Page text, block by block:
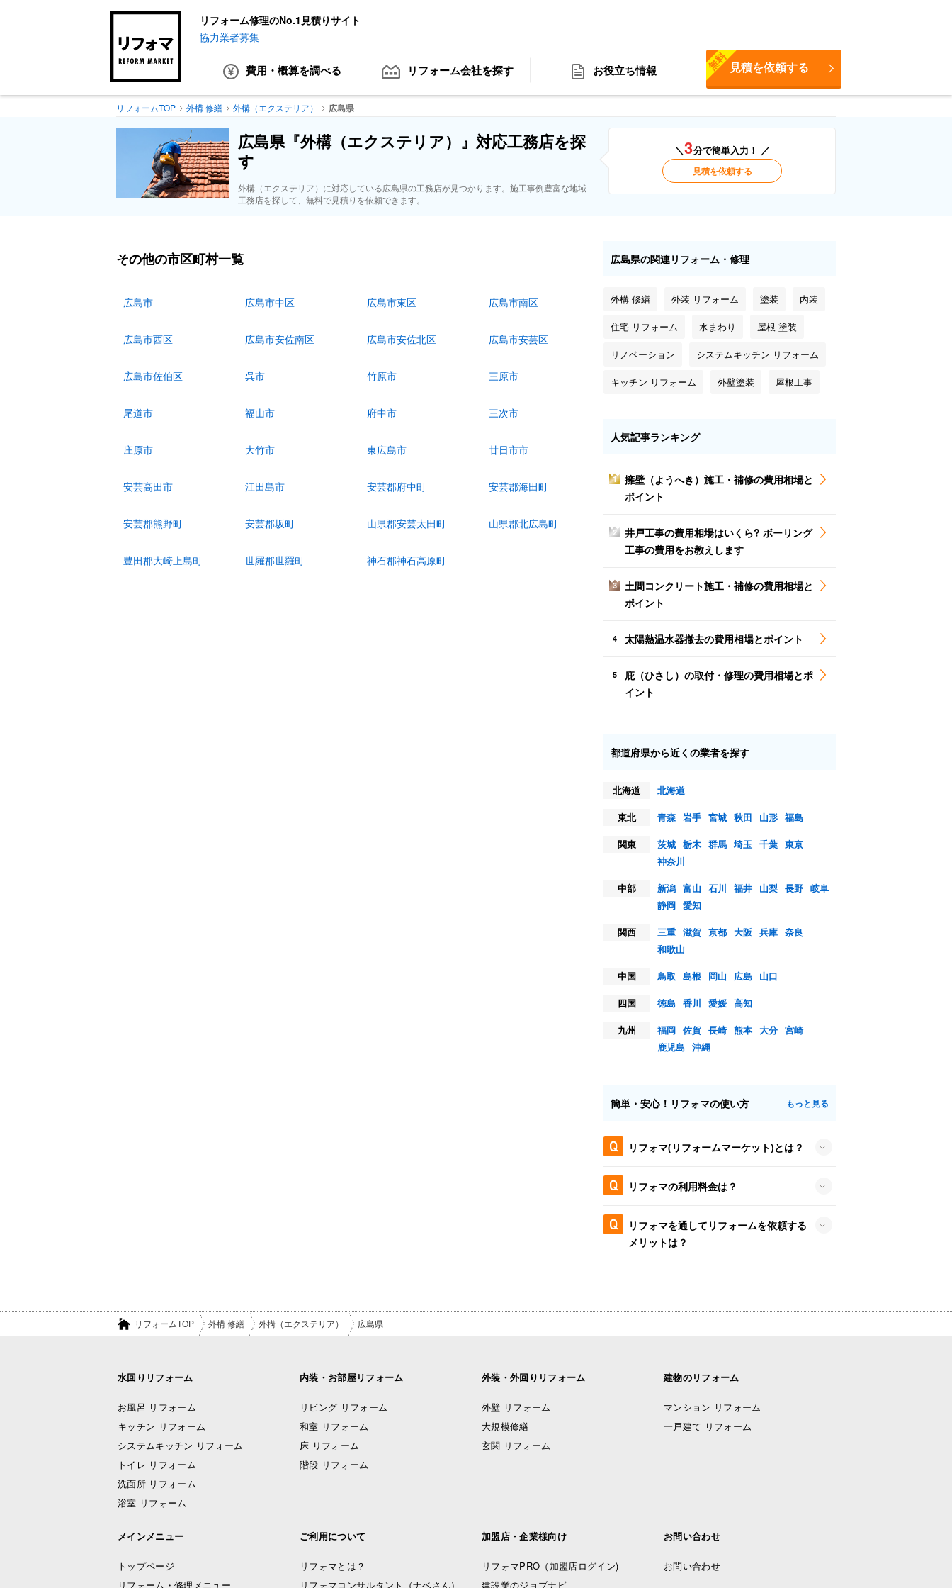
リフォーム修理のNo.1見積りサイト
協力業者募集
費用・概算を調べる リフォーム会社を探す お役立ち情報 見積を依頼する
無料
リフォームTOP 外構 修繕 外構（エクステリア） 広島県
広島県『外構（エクステリア）』対応工務店を探
す
外構（エクステリア）に対応している広島県の工務店が見つかります。施工事例豊富な地域
工務店を探して、無料で見積りを依頼できます。
＼3分で簡単入力！ ／
見積を依頼する
その他の市区町村一覧
広島市 広島市中区 広島市東区 広島市南区
広島市西区 広島市安佐南区 広島市安佐北区 広島市安芸区
広島市佐伯区 呉市 竹原市 三原市
尾道市 福山市 府中市 三次市
庄原市 大竹市 東広島市 廿日市市
安芸高田市 江田島市 安芸郡府中町 安芸郡海田町
安芸郡熊野町 安芸郡坂町 山県郡安芸太田町 山県郡北広島町
豊田郡大崎上島町 世羅郡世羅町 神石郡神石高原町
広島県の関連リフォーム・修理
外構 修繕 外装 リフォーム 塗装 内装
住宅 リフォーム 水まわり 屋根 塗装
リノベーション システムキッチン リフォーム
キッチン リフォーム 外壁塗装 屋根工事
人気記事ランキング
1
擁壁（ようへき）施工・補修の費用相場と
ポイント
2
井戸工事の費用相場はいくら? ボーリング
工事の費用をお教えします
3
土間コンクリート施工・補修の費用相場と
ポイント
4 太陽熱温水器撤去の費用相場とポイント
5
庇（ひさし）の取付・修理の費用相場とポ
イント
都道府県から近くの業者を探す
北海道
北海道
東北
青森 岩手 宮城 秋田 山形 福島
関東
茨城 栃木 群馬 埼玉 千葉 東京
神奈川
中部
新潟 富山 石川 福井 山梨 長野 岐阜
静岡 愛知
関西
三重 滋賀 京都 大阪 兵庫 奈良
和歌山
中国
鳥取 島根 岡山 広島
山口
四国
徳島 香川 愛媛 高知
九州
福岡 佐賀 長崎 熊本 大分 宮崎
鹿児島 沖縄
簡単・安心！リフォマの使い方 もっと見る
リフォマ(リフォームマーケット)とは？
リフォマの利用料金は？
リフォマを通してリフォームを依頼する
メリットは？
リフォームTOP 外構 修繕 外構（エクステリア） 広島県
水回りリフォーム
お風呂 リフォーム
キッチン リフォーム
システムキッチン リフォーム
トイレ リフォーム
洗面所 リフォーム
浴室 リフォーム
内装・お部屋リフォーム
リビング リフォーム
和室 リフォーム
床 リフォーム
階段 リフォーム
外装・外回りリフォーム
外壁 リフォーム
大規模修繕
玄関 リフォーム
建物のリフォーム
マンション リフォーム
一戸建て リフォーム
メインメニュー
トップページ
リフォーム・修理メニュー
ご利用について
リフォマとは？
リフォマコンサルタント（ナベさん）
加盟店・企業様向け
リフォマPRO （加盟店ログイン)
建設業のジョブナビ
お問い合わせ
お問い合わせ